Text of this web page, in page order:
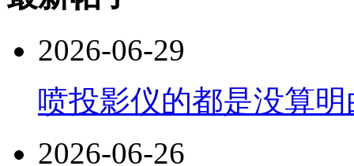
2026-06-29
喷投影仪的都是没算
2026-06-26